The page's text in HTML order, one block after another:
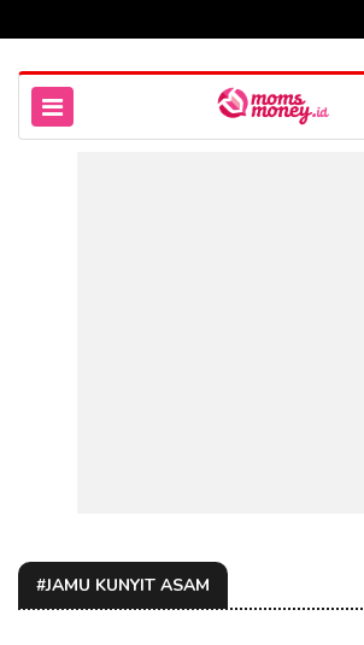
#JAMU KUNYIT ASAM